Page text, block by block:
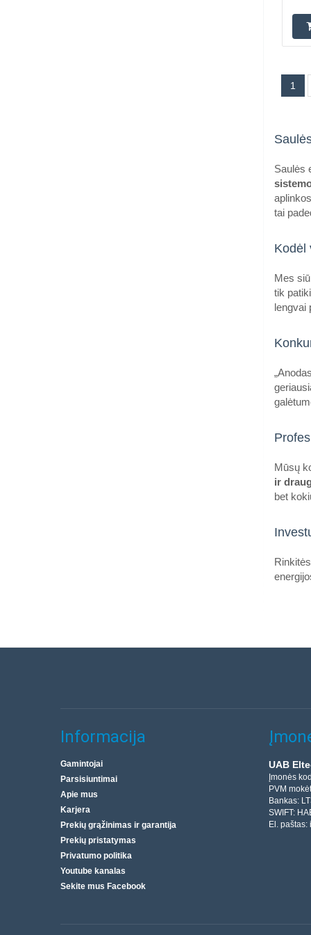
1
Saulės
tai
Kodėl
Mes
tik
lengvai
Mūsų
ir
bet
Informacija
Gamintojai
Parsisiuntimai
Apie mus
Karjera
Prekių grąžinimas ir garantija
Prekių pristatymas
Privatumo politika
Youtube kanalas
Sekite mus Facebook
UAB
Įmonės
PVM
Bankas:
SWIFT:
El. paštas: